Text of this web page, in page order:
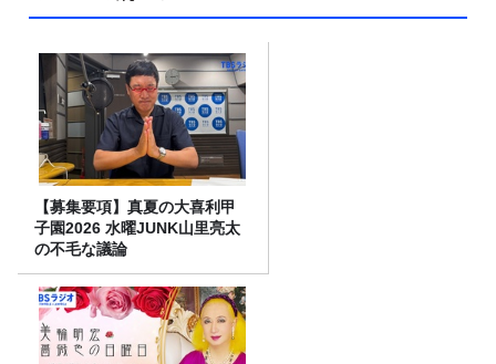
【募集要項】真夏の大喜利甲
子園2026 水曜JUNK山里亮太
の不毛な議論